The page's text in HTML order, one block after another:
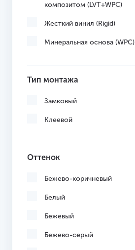
композитом (LVT+WPC)
Жесткий винил (Rigid)
Минеральная основа (WPC)
Тип монтажа
Замковый
Клеевой
Оттенок
Бежево-коричневый
Белый
Бежевый
Бежево-серый